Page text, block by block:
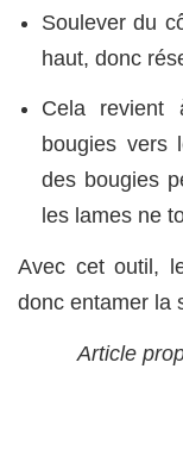
Soulever du
haut, donc
Cela revient
bougies vers
des bougies
les lames ne
Avec cet outil,
donc entamer la
Article